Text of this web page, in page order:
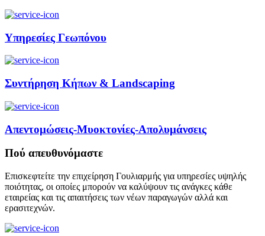
Υπηρεσίες Γεωπόνου
Συντήρηση Κήπων & Landscaping
Απεντομώσεις-Μυοκτονίες-Απολυμάνσεις
Πού απευθυνόμαστε
Επισκεφτείτε την επιχείρηση Γουλιαρμής για υπηρεσίες υψηλής
ποιότητας, οι οποίες μπορούν να καλύψουν τις ανάγκες κάθε
εταιρείας και τις απαιτήσεις των νέων παραγωγών αλλά και
ερασιτεχνών.